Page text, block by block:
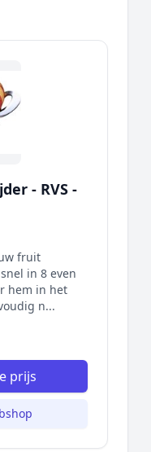
- RVS -
fruit
in 8 even
hem in het
n...
prijs